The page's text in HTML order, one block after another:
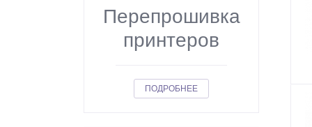
Перепрошивка
принтеров
ПОДРОБНЕЕ